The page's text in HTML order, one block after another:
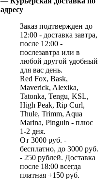
адресу
Заказ подтвержден до
12:00 - доставка завтра,
после 12:00 -
послезавтра или в
любой другой удобный
для вас день.
Red Fox, Bask,
Maverick, Alexika,
Tatonka, Tengu, KSL,
High Peak, Rip Curl,
Thule, Trimm, Aqua
Marina, Pinguin - плюс
1-2 дня.
От 3000 руб. -
бесплатно, до 3000 руб.
- 250 рублей. Доставка
после 18:00 всегда
платная +150 руб.